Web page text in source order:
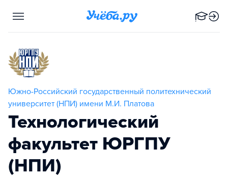
Южно-Российский государственный политехнический
университет (НПИ) имени М.И. Платова
Технологический
факультет ЮРГПУ
(НПИ)